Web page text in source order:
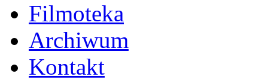
Filmoteka
Archiwum
Kontakt